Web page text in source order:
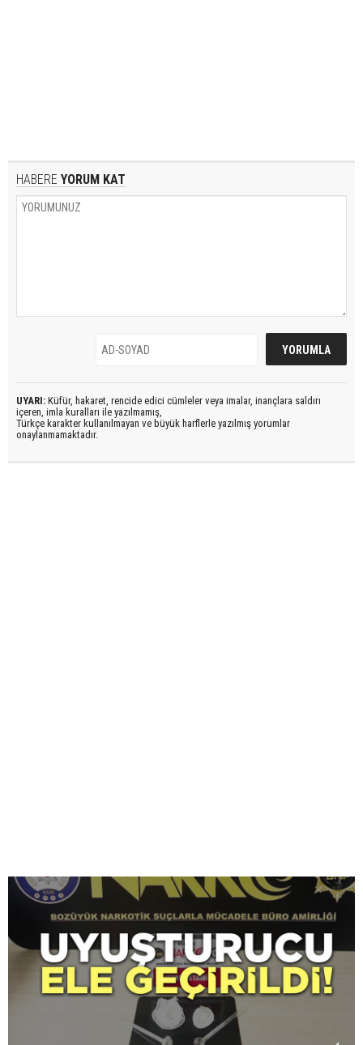
HABERE YORUM KAT
UYARI: Küfür, hakaret, rencide edici cümleler veya imalar, inançlara saldırı
içeren, imla kuralları ile yazılmamış,
Türkçe karakter kullanılmayan ve büyük harflerle yazılmış yorumlar
onaylanmamaktadır.